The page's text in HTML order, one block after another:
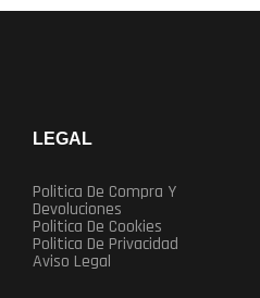
LEGAL
Politica De Compra Y
Devoluciones
Politica De Cookies
Politica De Privacidad
Aviso Legal